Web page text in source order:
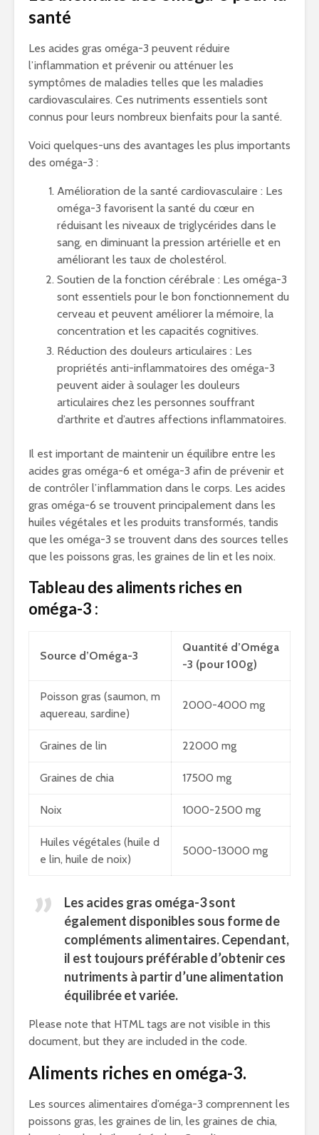
santé
Les acides gras oméga-3 peuvent réduire
l’inflammation et prévenir ou atténuer les
symptômes de maladies telles que les maladies
cardiovasculaires. Ces nutriments essentiels sont
connus pour leurs nombreux bienfaits pour la santé.
Voici quelques-uns des avantages les plus importants
des oméga-3 :
Amélioration de la santé cardiovasculaire : Les
oméga-3 favorisent la santé du cœur en
réduisant les niveaux de triglycérides dans le
sang, en diminuant la pression artérielle et en
améliorant les taux de cholestérol.
Soutien de la fonction cérébrale : Les oméga-3
sont essentiels pour le bon fonctionnement du
cerveau et peuvent améliorer la mémoire, la
concentration et les capacités cognitives.
Réduction des douleurs articulaires : Les
propriétés anti-inflammatoires des oméga-3
peuvent aider à soulager les douleurs
articulaires chez les personnes souffrant
d’arthrite et d’autres affections inflammatoires.
Il est important de maintenir un équilibre entre les
acides gras oméga-6 et oméga-3 afin de prévenir et
de contrôler l’inflammation dans le corps. Les acides
gras oméga-6 se trouvent principalement dans les
huiles végétales et les produits transformés, tandis
que les oméga-3 se trouvent dans des sources telles
que les poissons gras, les graines de lin et les noix.
Tableau des aliments riches en
oméga-3 :
Source d’Oméga-3
Quantité d’Oméga
-3 (pour 100g)
Poisson gras (saumon, m
aquereau, sardine)
2000-4000 mg
Graines de lin 22000 mg
Graines de chia 17500 mg
Noix 1000-2500 mg
Huiles végétales (huile d
e lin, huile de noix)
5000-13000 mg
Les acides gras oméga-3 sont
également disponibles sous forme de
compléments alimentaires. Cependant,
il est toujours préférable d’obtenir ces
nutriments à partir d’une alimentation
équilibrée et variée.
Please note that HTML tags are not visible in this
document, but they are included in the code.
Aliments riches en oméga-3.
Les sources alimentaires d’oméga-3 comprennent les
poissons gras, les graines de lin, les graines de chia,